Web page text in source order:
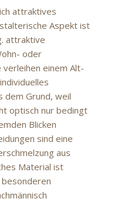
attraktives
Aspekt ist
attraktive
oder
verleihen einem Alt-
dem Grund, weil
optisch nur bedingt
Blicken
sind eine
aus
Material ist
besonderen